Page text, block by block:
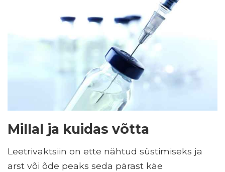
Millal ja kuidas võtta
Leetrivaktsiin on ette nähtud süstimiseks ja
arst või õde peaks seda pärast käe